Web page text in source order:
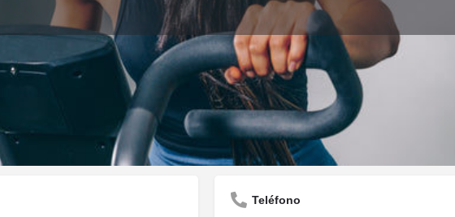
Descripción Opiniones 0 Contacto
Compartir Informar
Teléfono